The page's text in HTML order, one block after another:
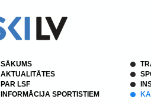
SĀKUMS
AKTUALITĀTES
PAR LSF
INFORMĀCIJA SPORTISTIEM